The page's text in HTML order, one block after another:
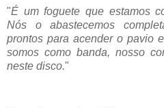
"É um foguete que estamos
Nós o abastecemos
prontos para acender o pavio
somos como banda, nosso
neste disco."